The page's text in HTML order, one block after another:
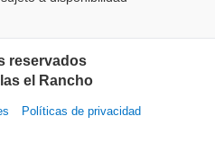
reservados
el Rancho
Políticas de privacidad